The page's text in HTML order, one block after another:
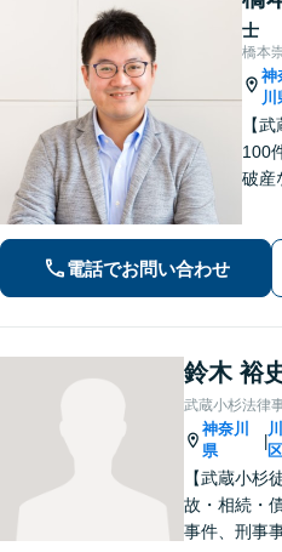
士
橋本
神
川
【
100
破産
請
室
電話でお問い合わせ
鈴木 裕
武蔵小杉法律
神奈川
県
|
区
【武蔵小杉
故・相続・
事件、刑事